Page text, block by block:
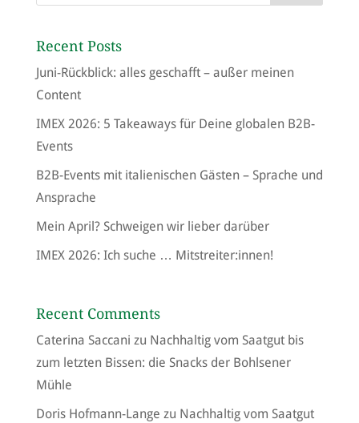
Recent Posts
Juni-Rückblick: alles geschafft – außer meinen
Content
IMEX 2026: 5 Takeaways für Deine globalen B2B-
Events
B2B-Events mit italienischen Gästen – Sprache und
Ansprache
Mein April? Schweigen wir lieber darüber
IMEX 2026: Ich suche … Mitstreiter:innen!
Recent Comments
Caterina Saccani zu Nachhaltig vom Saatgut bis
zum letzten Bissen: die Snacks der Bohlsener
Mühle
Doris Hofmann-Lange zu Nachhaltig vom Saatgut